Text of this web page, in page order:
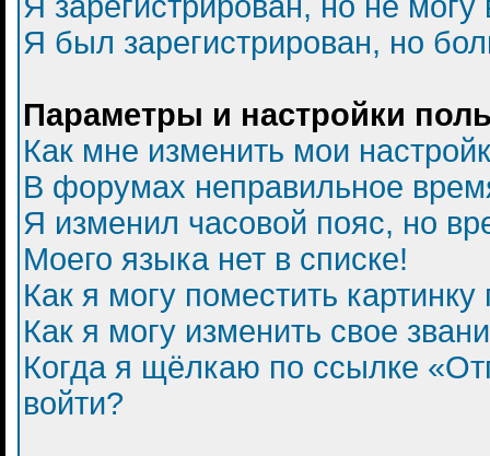
Я был зарегистрирован, но
Параметры и настройки
Как мне изменить мои
В форумах неправильное
Я изменил часовой пояс, но
Моего языка нет в списке!
Как я могу поместить
Как я могу изменить свое
Когда я щёлкаю по ссылке
войти?